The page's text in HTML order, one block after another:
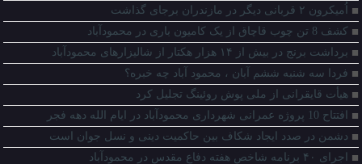
اُمیکرون ۲ قربانی دیگر در مازندران برجای گذاشت
کشف 8 تن چوب قاچاق از یک کامیون باری در محمودآباد
برداشت برنج در بیش از ۱۴ هزار هکتار از شالیزار‌های محمودآباد
فردا سه شنبه ششم آبان ، محمود آباد چه خبره؟
هیأت قایقرانی از ملی پوش روئینگ تجلیل کرد
افتتاح 10 پروژه عمرانی شهرداری محمودآباد در ایام الله دهه فجر
دشمن در صدد ایجاد شکاف بین حاکمیت دینی و نسل جوان است
اجرای ۴۰ برنامه شاخص هفته دفاع مقدس در محمودآباد